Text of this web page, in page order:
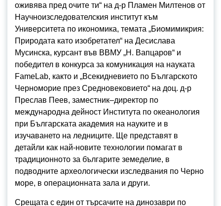
оживява пред очите ти“ на д-р Пламен Милтенов от
Научноизследователския институт към
Университета по икономика, темата „Биомимикрия:
Природата като изобретател“ на Десислава
Мусинска, курсант във ВВМУ „Н. Вапцаров“ и
победител в конкурса за комуникация на науката
FameLab, както и „Всекидневието по Българското
Черноморие през Средновековието“ на доц. д-р
Преслав Пеев, заместник–директор по
международна дейност Института по океанология
при Българската академия на науките и в
изучаването на ледниците. Ще представят в
детайли как най-новите технологии помагат в
традиционното за българите земеделие, в
подводните археологически изследвания по Черно
море, в операционната зала и други.
Срещата с един от търсачите на динозаври по